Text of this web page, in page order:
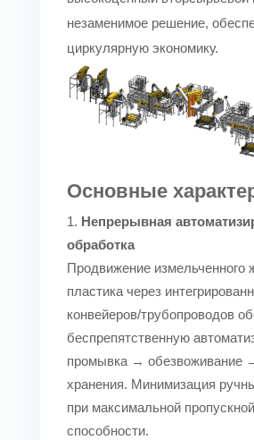
незаменимое решение,
циркулярную экономику.
Основные
Непрерывная
обработка
Продвижение измельченного
пластика через
конвейеров/трубопроводов
беспрепятственную
промывка → обезвоживание
хранения. Минимизация
при максимальной пропускной
способности.